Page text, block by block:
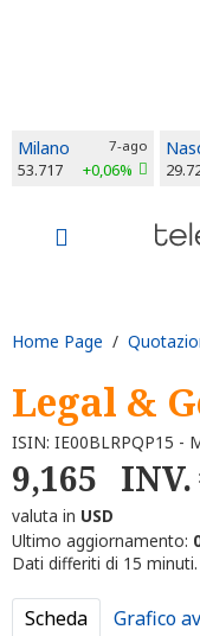
Milano 7-ago
53.717 +0,06%
Home Page /
Legal &
ISIN: IE00BLRPQP15 -
9,165 INV.
valuta in USD
Ultimo aggiornamento:
Dati differiti di 15 minuti.
Scheda Grafico